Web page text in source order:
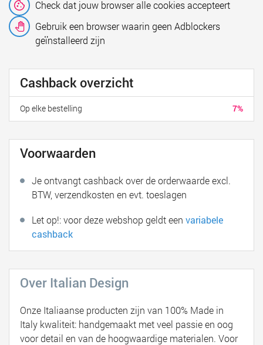
Check dat jouw browser alle cookies accepteert
Gebruik een browser waarin geen Adblockers
geïnstalleerd zijn
Cashback overzicht
7%
Op elke bestelling
Voorwaarden
Je ontvangt cashback over de orderwaarde excl.
BTW, verzendkosten en evt. toeslagen
Let op!: voor deze webshop geldt een variabele
cashback
Over Italian Design
Onze Italiaanse producten zijn van 100% Made in
Italy kwaliteit: handgemaakt met veel passie en oog
voor detail en van de hoogwaardige materialen. Voor